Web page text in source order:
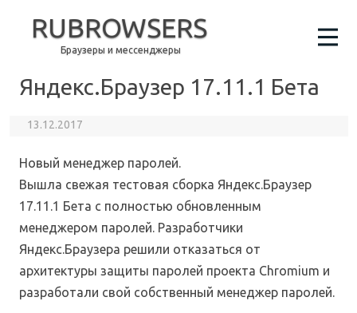
RUBROWSERS
Браузеры и мессенджеры
Яндекс.Браузер 17.11.1 Бета
13.12.2017
Новый менеджер паролей.
Вышла свежая тестовая сборка Яндекс.Браузер
17.11.1 Бета с полностью обновленным
менеджером паролей. Разработчики
Яндекс.Браузера решили отказаться от
архитектуры защиты паролей проекта Chromium и
разработали свой собственный менеджер паролей.